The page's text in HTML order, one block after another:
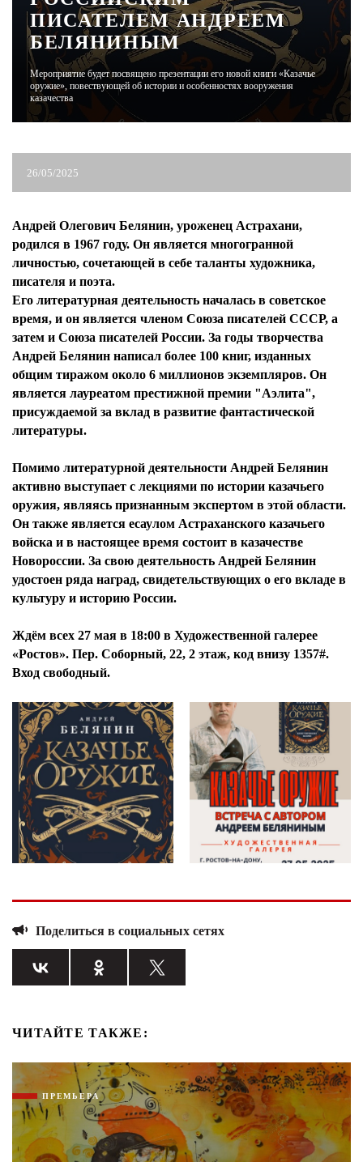
ЖУРНАЛ
ПИСАТЕЛЕМ АНДРЕЕМ
БЕЛЯНИНЫМ
Мероприятие будет посвящено презентации его новой книги «Казачье
оружие», повествующей об истории и особенностях вооружения
казачества
26/05/2025
Андрей Олегович Белянин, уроженец Астрахани,
родился в 1967 году. Он является многогранной
личностью, сочетающей в себе таланты художника,
писателя и поэта.
Его литературная деятельность началась в советское
время, и он является членом Союза писателей СССР, а
затем и Союза писателей России. За годы творчества
Андрей Белянин написал более 100 книг, изданных
общим тиражом около 6 миллионов экземпляров. Он
является лауреатом престижной премии "Аэлита",
присуждаемой за вклад в развитие фантастической
литературы.
Помимо литературной деятельности Андрей Белянин
активно выступает с лекциями по истории казачьего
оружия, являясь признанным экспертом в этой области.
Он также является есаулом Астраханского казачьего
войска и в настоящее время состоит в казачестве
Новороссии. За свою деятельность Андрей Белянин
удостоен ряда наград, свидетельствующих о его вкладе в
культуру и историю России.
Ждём всех 27 мая в 18:00 в Художественной галерее
«Ростов». Пер. Соборный, 22, 2 этаж, код внизу 1357#.
Вход свободный.
Поделиться в социальных сетях
ЧИТАЙТЕ ТАКЖЕ:
ПРЕМЬЕРА